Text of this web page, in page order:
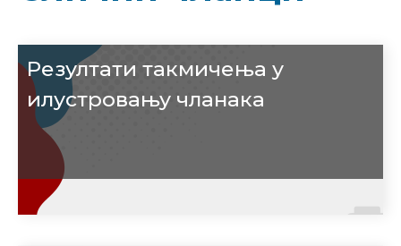
Резултати такмичења у
илустровању чланака